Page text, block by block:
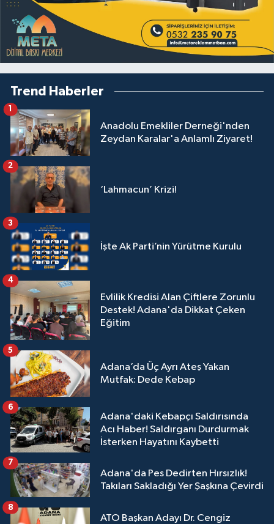
Trend Haberler
Anadolu Emekliler Derneği'nden
Zeydan Karalar'a Anlamlı Ziyaret!
1
‘Lahmacun’ Krizi!
2
İşte Ak Parti’nin Yürütme Kurulu
3
Evlilik Kredisi Alan Çiftlere Zorunlu
Destek! Adana'da Dikkat Çeken
Eğitim
4
Adana’da Üç Ayrı Ateş Yakan
Mutfak: Dede Kebap
5
Adana'daki Kebapçı Saldırısında
Acı Haber! Saldırganı Durdurmak
İsterken Hayatını Kaybetti
6
Adana'da Pes Dedirten Hırsızlık!
Takıları Sakladığı Yer Şaşkına Çevirdi
7
ATO Başkan Adayı Dr. Cengiz
8